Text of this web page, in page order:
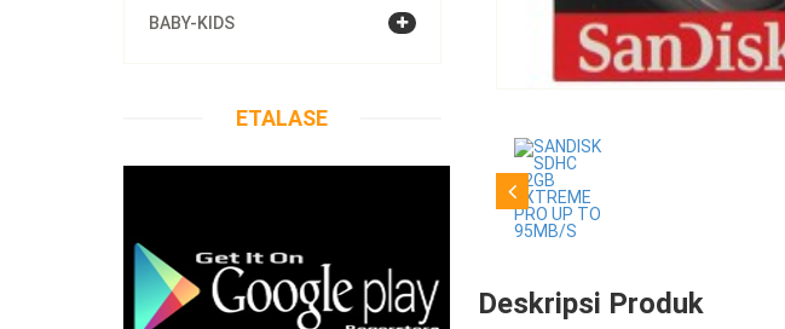
BABY-KIDS
ETALASE
Deskripsi Produk